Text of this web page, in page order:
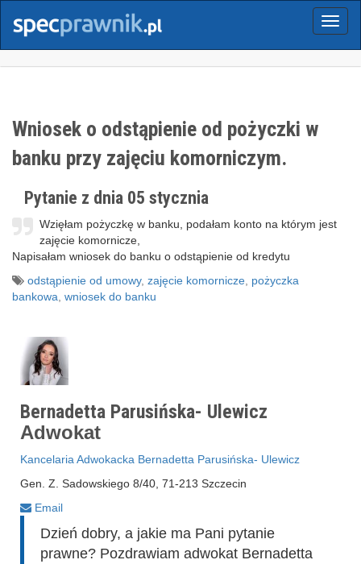
Menu
Wniosek o odstąpienie od pożyczki w
banku przy zajęciu komorniczym.
Pytanie z dnia 05 stycznia
Wzięłam pożyczkę w banku, podałam konto na którym jest
zajęcie komornicze,
Napisałam wniosek do banku o odstąpienie od kredytu
odstąpienie od umowy, zajęcie komornicze pożyczka
bankowa wniosek do banku
Bernadetta Parusińska- Ulewicz
Adwokat
Kancelaria Adwokacka Bernadetta Parusińska- Ulewicz
Gen. Z. Sadowskiego 8/40, 71-213 Szczecin
Email
Dzień dobry, a jakie ma Pani pytanie
prawne? Pozdrawiam adwokat Bernadetta